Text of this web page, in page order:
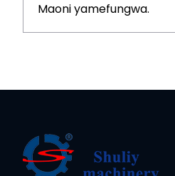
Maoni yamefungwa.